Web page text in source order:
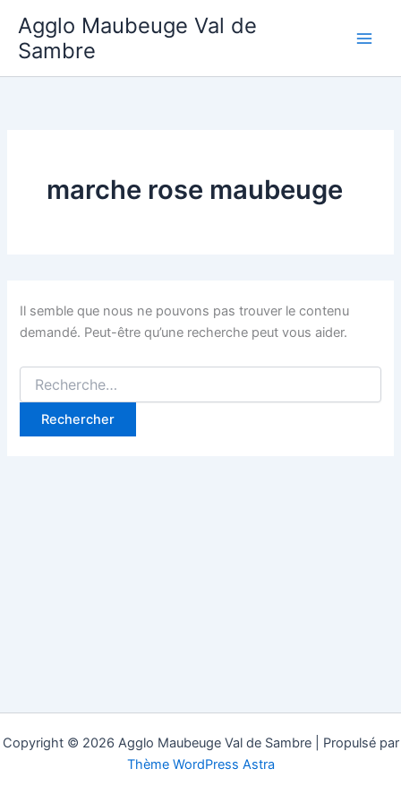
contenu
Agglo Maubeuge Val de
Sambre
marche rose maubeuge
Il semble que nous ne pouvons pas trouver le contenu
demandé. Peut-être qu’une recherche peut vous aider.
Rechercher :
Copyright © 2026 Agglo Maubeuge Val de Sambre | Propulsé par
Thème WordPress Astra